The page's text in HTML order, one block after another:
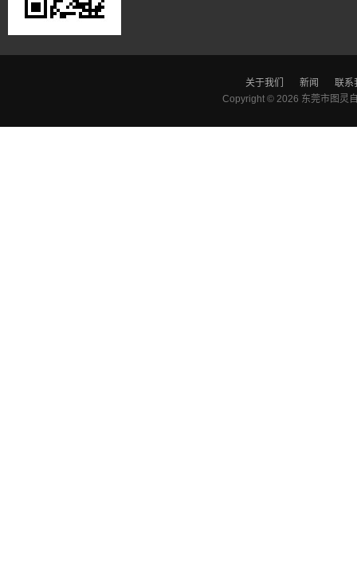
关于我们 新闻
联系
Copyright © 2026 东莞市图灵